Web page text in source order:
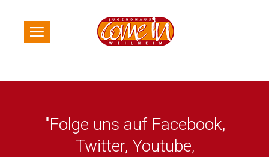
"Folge uns auf Facebook,
Twitter, Youtube,